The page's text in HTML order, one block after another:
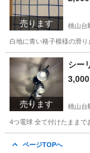
売ります 桃山台
白地に青い格子模様の滑
大阪 豊中市 桃山
売ります
シー
3,000
桃山台
4つ電球 全て付けたままで
ページTOPへ